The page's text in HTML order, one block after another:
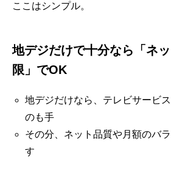
ここはシンプル。
地デジだけで十分なら「ネ
限」でOK
地デジだけなら、テレビサービ
のも手
その分、ネット品質や月額のバ
す